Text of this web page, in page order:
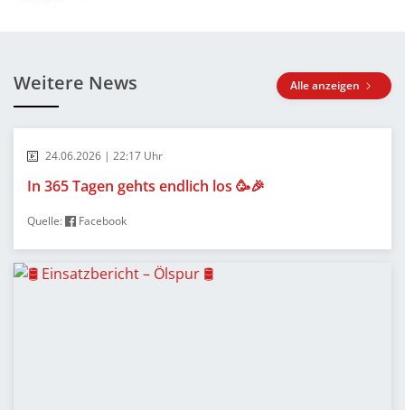
Weitere News Alle anzeigen
24.06.2026 | 22:17 Uhr
In 365 Tagen gehts endlich los 🥳🎉
Quelle: Facebook